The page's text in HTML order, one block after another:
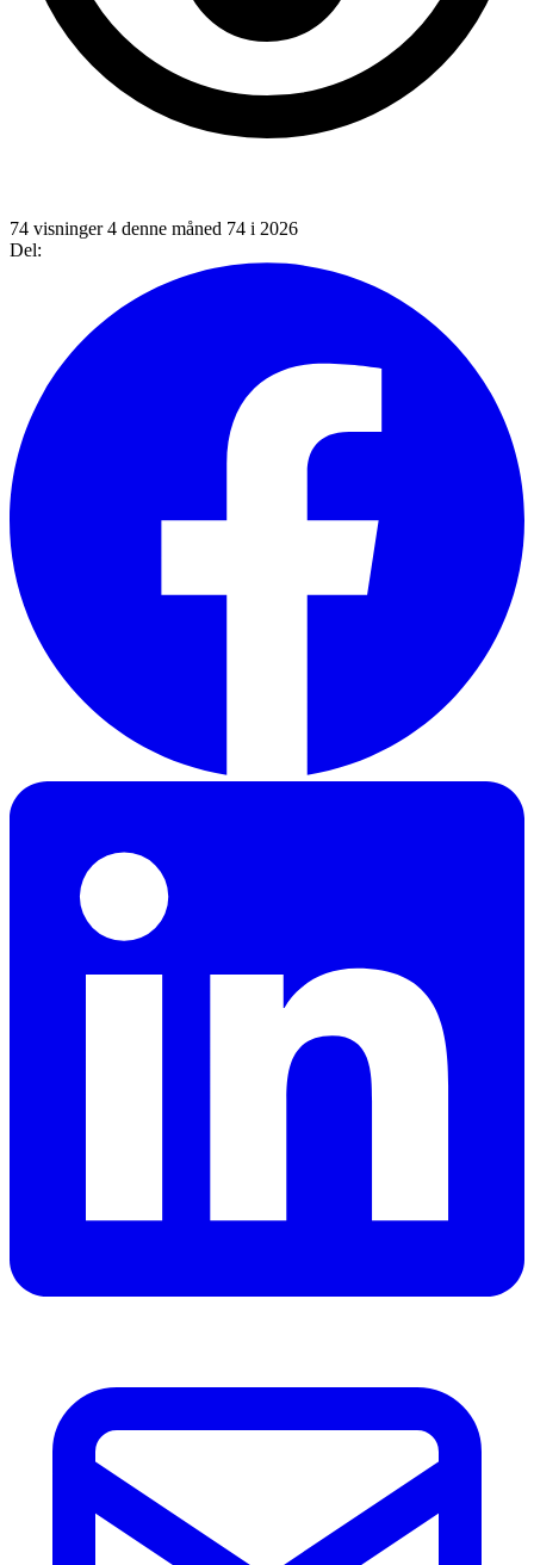
74 visninger4 denne måned 74 i 2026
Del: